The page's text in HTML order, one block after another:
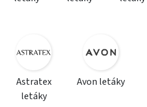
Astratex
letáky
Avon letáky